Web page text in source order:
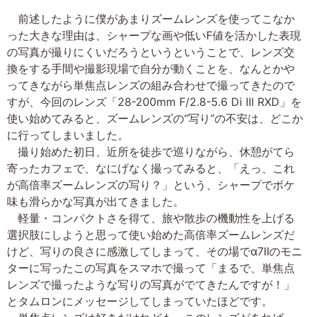
前述したように僕があまりズームレンズを使ってこなか
った大きな理由は、シャープな画や低いF値を活かした表現
の写真が撮りにくいだろうというということで、レンズ交
換をする手間や撮影現場で自分が動くことを、なんとかや
ってきながら単焦点レンズの組み合わせで撮ってきたので
すが、今回のレンズ「28-200mm F/2.8-5.6 Di III RXD」を
使い始めてみると、ズームレンズの“写り”の不安は、どこか
に行ってしまいました。
撮り始めた初日、近所を徒歩で巡りながら、休憩がてら
寄ったカフェで、なにげなく撮ってみると、「えっ、これ
が高倍率ズームレンズの写り？」という、シャープでボケ
味も滑らかな写真が出てきました。
軽量・コンパクトさを得て、旅や散歩の機動性を上げる
選択肢にしようと思って使い始めた高倍率ズームレンズだ
けど、写りの良さに感激してしまって、その場でα7Ⅱのモニ
ターに写ったこの写真をスマホで撮って「まるで、単焦点
レンズで撮ったような写りの写真がでてきたんですが！」
とタムロンにメッセージしてしまっていたほどです。